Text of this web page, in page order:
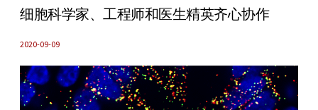
细胞科学家、工程师和医生精英齐心协作
2020-09-09